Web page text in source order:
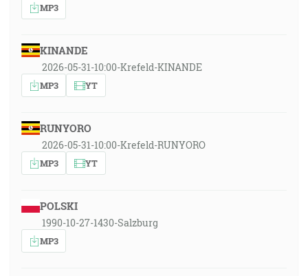
MP3
KINANDE
2026-05-31-10:00-Krefeld-KINANDE
MP3 YT
RUNYORO
2026-05-31-10:00-Krefeld-RUNYORO
MP3 YT
POLSKI
1990-10-27-1430-Salzburg
MP3